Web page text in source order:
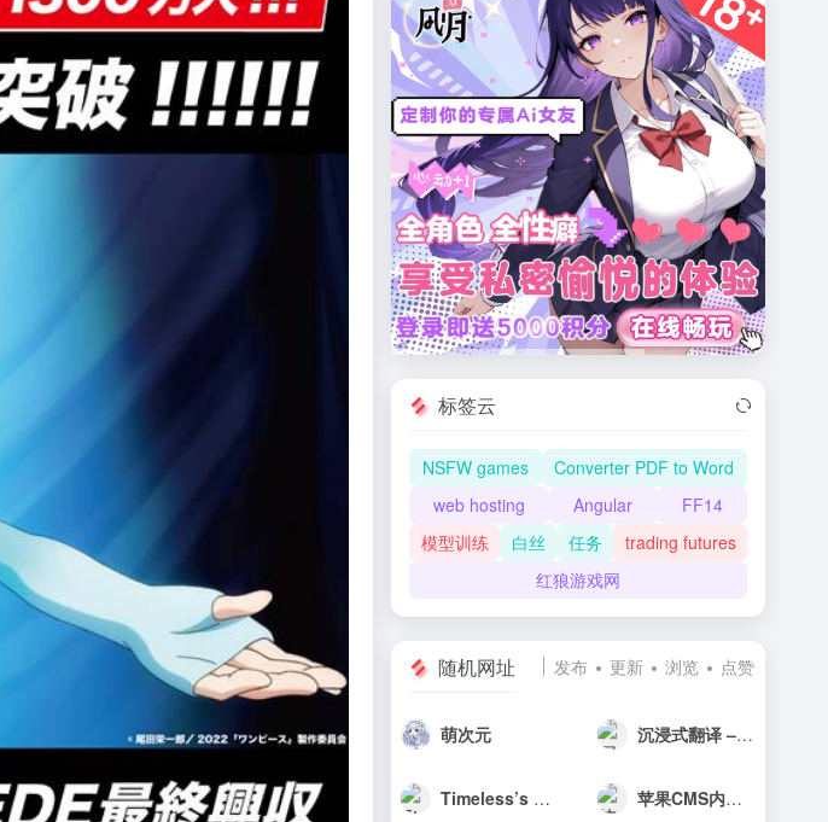
标签云
NSFW games
Converter PDF to Word
web hosting
Angular
FF14
模型训练
白丝 任务
trading futures
红狼游戏网
随机网址 发布 更新 浏览 点赞
萌次元 沉浸式翻译 – 双语对照网页翻译插件 | PDF翻译 | 视频字幕翻译
Timeless’s Api 一个Api服务 苹果CMS内容管理系统